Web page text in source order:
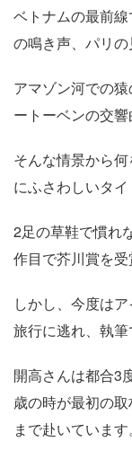
ベトナムの最前
の鳴き声、パリの
アマゾン河での
ートーベンの交響
そんな情景から
にふさわしいタイ
2足の草鞋で慣れ
作目で芥川賞を受
しかし、今度は
旅行に逃れ、執筆
開高さんは都合3
歳の時が最初の
まで赴いています。